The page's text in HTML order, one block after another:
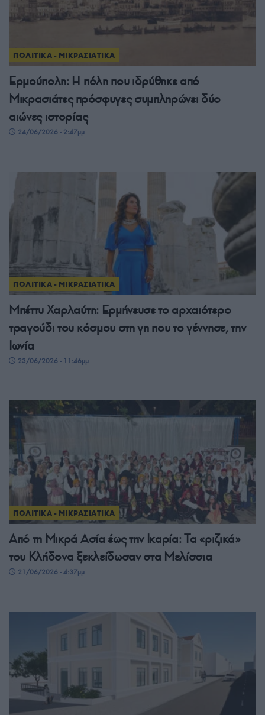
ΠΟΛΙΤΙΚΑ - ΜΙΚΡΑΣΙΑΤΙΚΑ
Ερμούπολη: Η πόλη που ιδρύθηκε από
Μικρασιάτες πρόσφυγες συμπληρώνει δύο
αιώνες ιστορίας
24/06/2026 - 2:47μμ
ΠΟΛΙΤΙΚΑ - ΜΙΚΡΑΣΙΑΤΙΚΑ
Μπέττυ Χαρλαύτη: Ερμήνευσε το αρχαιότερο
τραγούδι του κόσμου στη γη που το γέννησε, την
Ιωνία
23/06/2026 - 11:46μμ
ΠΟΛΙΤΙΚΑ - ΜΙΚΡΑΣΙΑΤΙΚΑ
Από τη Μικρά Ασία έως την Ικαρία: Τα «ριζικά»
του Κλήδονα ξεκλείδωσαν στα Μελίσσια
21/06/2026 - 4:37μμ